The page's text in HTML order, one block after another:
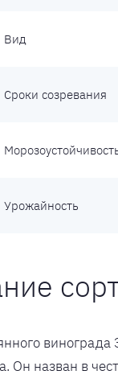
Вид
Сроки созревания
Урожайность
Он назван в